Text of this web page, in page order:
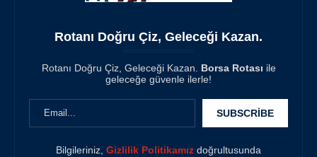
Rotanı Doğru Çiz, Geleceği Kazan.
Rotanı Doğru Çiz, Geleceği Kazan. Borsa Rotası ile
geleceğe güvenle ilerle!
Bilgileriniz, Gizlilik Politikamız doğrultusunda